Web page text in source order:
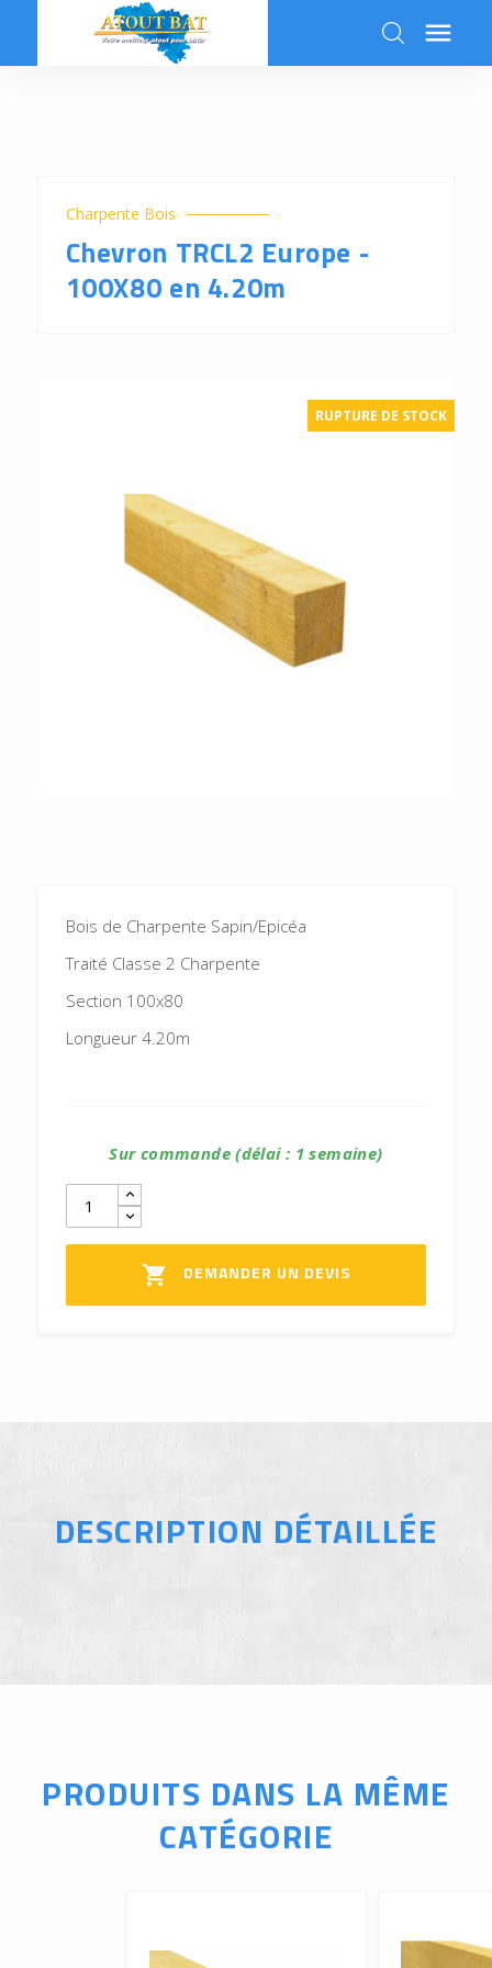
k 
RUPTURE DE STOCK
Charpente Bois
Chevron TRCL2 Europe -
100X80 en 4.20m
Bois de Charpente Sapin/Epicéa
Traité Classe 2 Charpente
Section 100x80
Longueur 4.20m
Sur commande (délai : 1 semaine)
 DEMANDER UN DEVIS
DESCRIPTION DÉTAILLÉE
PRODUITS DANS LA MÊME
CATÉGORIE